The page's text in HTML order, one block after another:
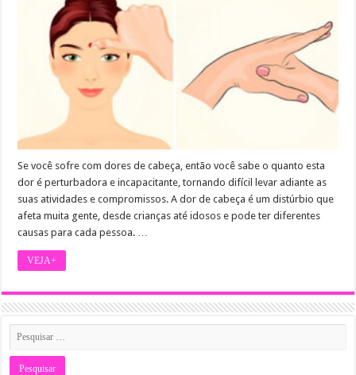
Se você sofre com dores de cabeça, então você sabe o quanto esta
dor é perturbadora e incapacitante, tornando difícil levar adiante as
suas atividades e compromissos. A dor de cabeça é um distúrbio que
afeta muita gente, desde crianças até idosos e pode ter diferentes
causas para cada pessoa. …
VEJA+